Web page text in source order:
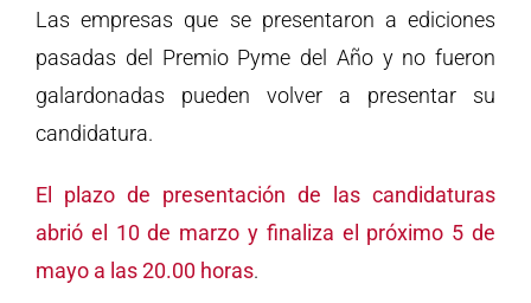
Las empresas que se presentaron a ediciones
pasadas del Premio Pyme del Año y no fueron
galardonadas pueden volver a presentar su
candidatura.
El plazo de presentación de las candidaturas
abrió el 10 de marzo y finaliza el próximo 5 de
mayo a las 20.00 horas.